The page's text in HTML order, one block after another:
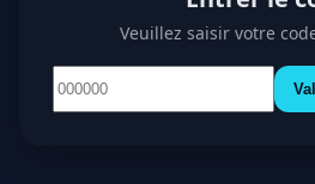
Veuillez saisir votre